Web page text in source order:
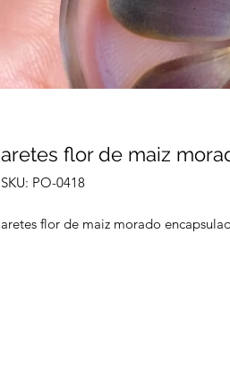
aretes flor de maiz
SKU: PO-0418
aretes flor de maiz morado